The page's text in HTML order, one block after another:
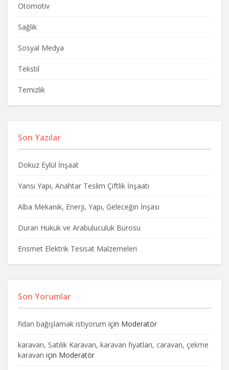
Otomotiv
Sağlık
Sosyal Medya
Tekstil
Temizlik
Son Yazılar
Dokuz Eylül İnşaat
Yansı Yapı, Anahtar Teslim Çiftlik İnşaatı
Alba Mekanik, Enerji, Yapı, Geleceğin İnşası
Duran Hukuk ve Arabuluculuk Bürosu
Ensmet Elektrik Tesisat Malzemeleri
Son Yorumlar
fidan bağışlamak istiyorum için Moderatör
karavan, Satılık Karavan, karavan fiyatları, caravan, çekme
karavan için Moderatör